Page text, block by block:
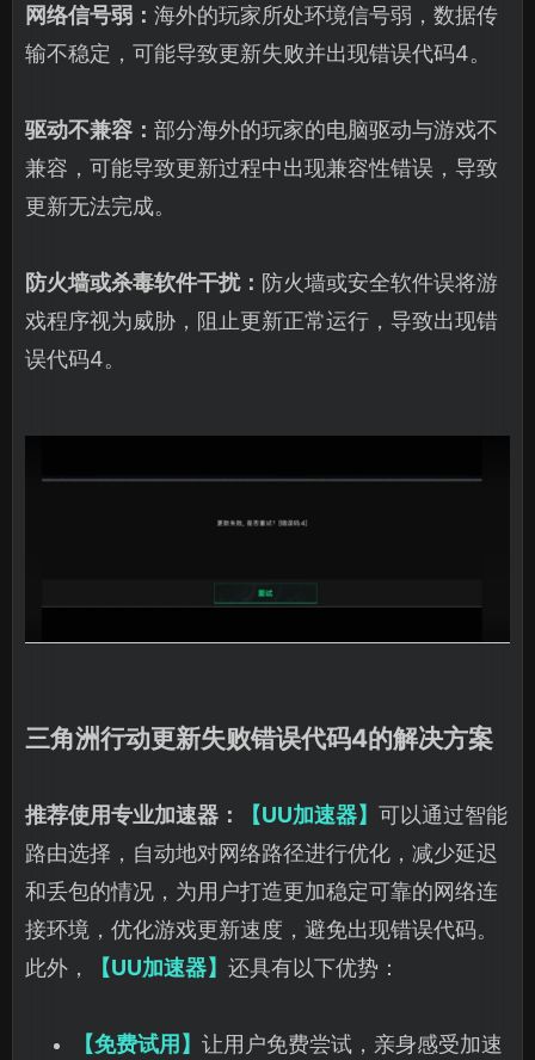
网络信号弱： 海外的玩家所处环境信号弱，数据传
输不稳定，可能导致更新失败并出现错误代码4。
驱动不兼容： 部分海外的玩家的电脑驱动与游戏不
兼容，可能导致更新过程中出现兼容性错误，导致
更新无法完成。
防火墙或杀毒软件干扰： 防火墙或安全软件误将游
戏程序视为威胁，阻止更新正常运行，导致出现错
误代码4。
三角洲行动更新失败错误代码4的解决方案
推荐使用专业加速器： 【UU加速器】 可以通过智能
路由选择，自动地对网络路径进行优化，减少延迟
和丢包的情况，为用户打造更加稳定可靠的网络连
接环境，优化游戏更新速度，避免出现错误代码。
此外，
【UU加速器】 还具有以下优势：
【免费试用】 让用户免费尝试，亲身感受加速